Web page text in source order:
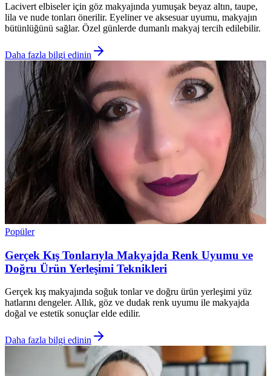
Lacivert elbiseler için göz makyajında yumuşak beyaz altın, taupe,
lila ve nude tonları önerilir. Eyeliner ve aksesuar uyumu, makyajın
bütünlüğünü sağlar. Özel günlerde dumanlı makyaj tercih edilebilir.
Daha fazla bilgi edinin
Popüler
Gerçek Kış Tonlarıyla Makyajda Renk Uyumu ve
Doğru Ürün Yerleşimi Teknikleri
Gerçek kış makyajında soğuk tonlar ve doğru ürün yerleşimi yüz
hatlarını dengeler. Allık, göz ve dudak renk uyumu ile makyajda
doğal ve estetik sonuçlar elde edilir.
Daha fazla bilgi edinin